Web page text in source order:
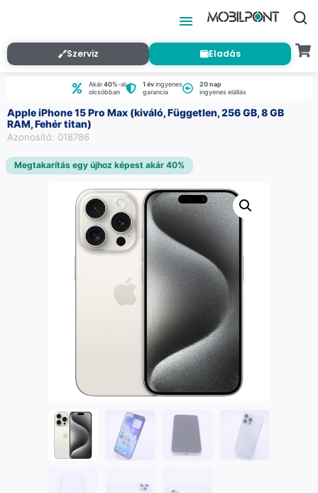
Szerviz Eladás
Akár40%-al
olcsóbban
1 évingyenes
garancia
20 nap
ingyenes elállás
Apple iPhone 15 Pro Max (kiváló, Független, 256 GB, 8 GB
RAM, Fehér titan)
Azonosító: 018786
Megtakarítás egy újhoz képest akár 40%